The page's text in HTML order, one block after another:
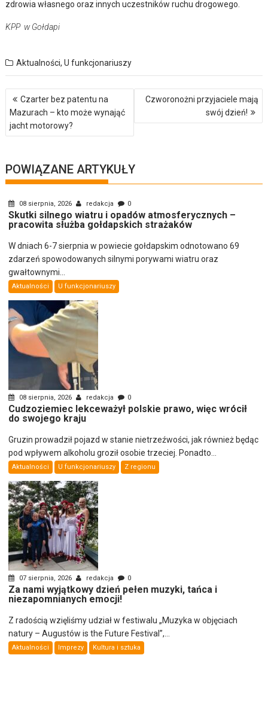
zdrowia własnego oraz innych uczestników ruchu drogowego.
KPP w Gołdapi
Aktualności,U funkcjonariuszy
Nawigacja
wpisu
Czarter bez patentu na
Mazurach – kto może wynająć
jacht motorowy?
Czworonożni przyjaciele mają
swój dzień!
POWIĄZANE ARTYKUŁY
08 sierpnia, 2026 redakcja 0
Skutki silnego wiatru i opadów atmosferycznych –
pracowita służba gołdapskich strażaków
W dniach 6-7 sierpnia w powiecie gołdapskim odnotowano 69
zdarzeń spowodowanych silnymi porywami wiatru oraz
gwałtownymi...
Aktualności U funkcjonariuszy
08 sierpnia, 2026 redakcja 0
Cudzoziemiec lekceważył polskie prawo, więc wrócił
do swojego kraju
Gruzin prowadził pojazd w stanie nietrzeźwości, jak również będąc
pod wpływem alkoholu groził osobie trzeciej. Ponadto...
Aktualności U funkcjonariuszy Z regionu
07 sierpnia, 2026 redakcja 0
Za nami wyjątkowy dzień pełen muzyki, tańca i
niezapomnianych emocji!
Z radością wzięliśmy udział w festiwalu „Muzyka w objęciach
natury – Augustów is the Future Festival”,...
Aktualności Imprezy Kultura i sztuka